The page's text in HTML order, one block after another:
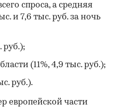
спроса, а средняя
и 7,6 тыс. руб. за ночь
руб.);
(11%, 4,9 тыс. руб.);
руб.).
европейской части